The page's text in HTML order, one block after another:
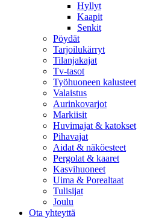
Hyllyt
Kaapit
Senkit
Pöydät
Tarjoilukärryt
Tilanjakajat
Tv-tasot
Työhuoneen kalusteet
Valaistus
Aurinkovarjot
Markiisit
Huvimajat & katokset
Pihavajat
Aidat & näköesteet
Pergolat & kaaret
Kasvihuoneet
Uima & Porealtaat
Tulisijat
Joulu
Ota yhteyttä